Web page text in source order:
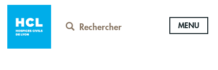
Aller
contenu
principal
Rechercher MENU